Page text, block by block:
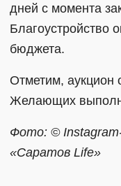
дней с момента
Благоустройство
бюджета.
Отметим, аукцион
Желающих
Фото: ©
«Саратов Life»